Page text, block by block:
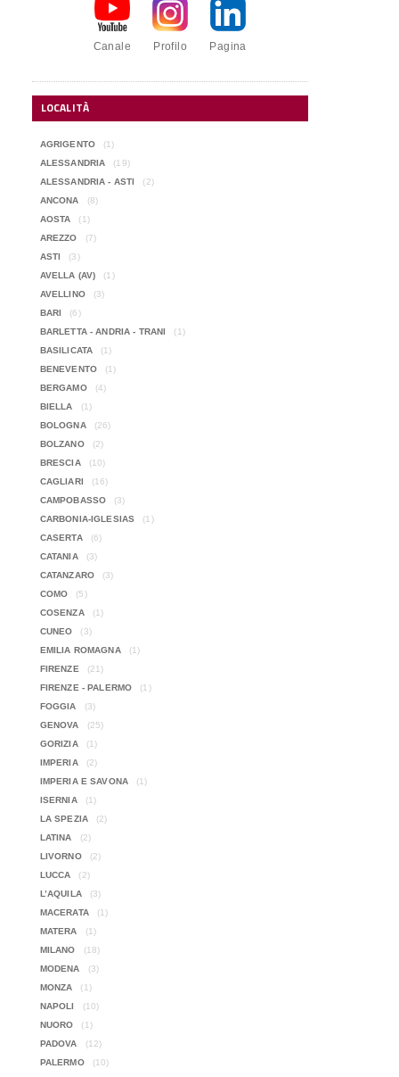
Canale Profilo Pagina
LOCALITÀ
AGRIGENTO
(1)
ALESSANDRIA
(19)
ALESSANDRIA - ASTI
(2)
ANCONA
(8)
AOSTA
(1)
AREZZO
(7)
ASTI
(3)
AVELLA (AV)
(1)
AVELLINO
(3)
BARI
(6)
BARLETTA - ANDRIA - TRANI
(1)
BASILICATA
(1)
BENEVENTO
(1)
BERGAMO
(4)
BIELLA
(1)
BOLOGNA
(26)
BOLZANO
(2)
BRESCIA
(10)
CAGLIARI
(16)
CAMPOBASSO
(3)
CARBONIA-IGLESIAS
(1)
CASERTA
(6)
CATANIA
(3)
CATANZARO
(3)
COMO
(5)
COSENZA
(1)
CUNEO
(3)
EMILIA ROMAGNA
(1)
FIRENZE
(21)
FIRENZE - PALERMO
(1)
FOGGIA
(3)
GENOVA
(25)
GORIZIA
(1)
IMPERIA
(2)
IMPERIA E SAVONA
(1)
ISERNIA
(1)
LA SPEZIA
(2)
LATINA
(2)
LIVORNO
(2)
LUCCA
(2)
L’AQUILA
(3)
MACERATA
(1)
MATERA
(1)
MILANO
(18)
MODENA
(3)
MONZA
(1)
NAPOLI
(10)
NUORO
(1)
PADOVA
(12)
PALERMO
(10)